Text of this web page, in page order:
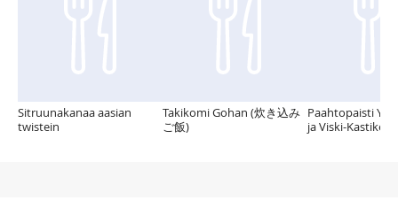
Sitruunakanaa aasian
twistein
Takikomi Gohan (炊き込み
ご飯)
Paahtopaisti
ja Viski-Kastike